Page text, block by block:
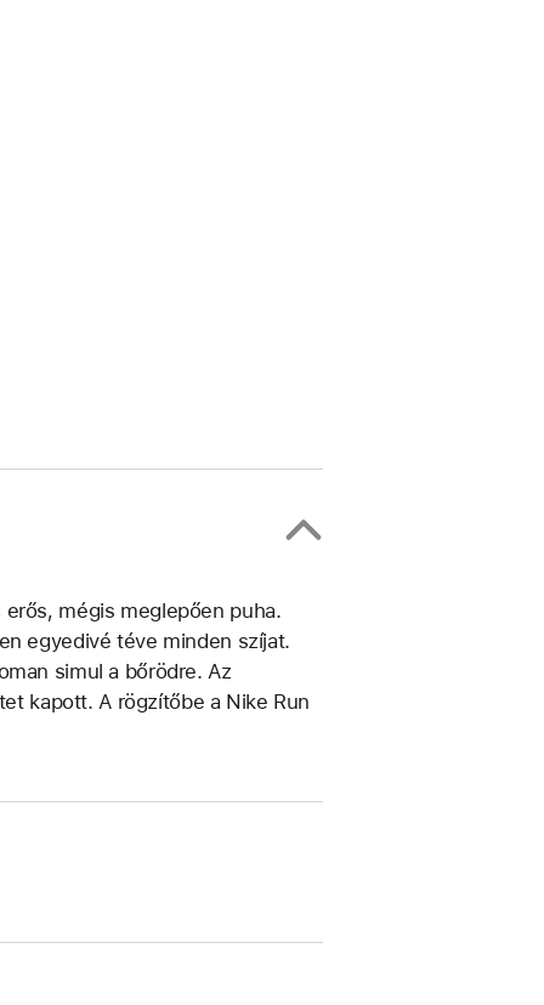
mégis meglepően puha.
egyedivé téve minden szíjat.
simul a bőrödre. Az
kapott. A rögzítőbe a Nike Run